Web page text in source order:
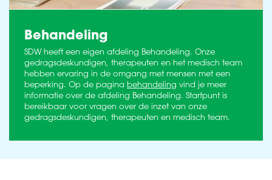
Behandeling
SDW heeft een eigen afdeling Behandeling. Onze
gedragsdeskundigen, therapeuten en het medisch team
hebben ervaring in de omgang met mensen met een
beperking. Op de pagina behandeling vind je meer
informatie over de afdeling Behandeling. Startpunt is
bereikbaar voor vragen over de inzet van onze
gedragsdeskundigen, therapeuten en medisch team.